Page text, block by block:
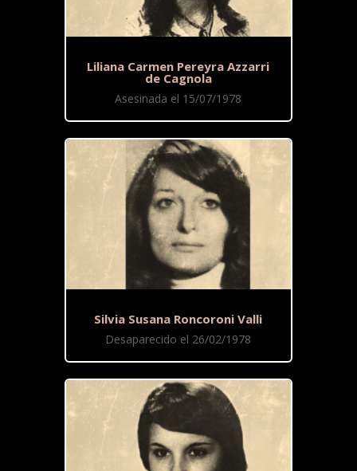
Liliana Carmen Pereyra Azzarri
de Cagnola
Asesinada el 15/07/1978
Silvia Susana Roncoroni Valli
Desaparecido el 26/02/1978